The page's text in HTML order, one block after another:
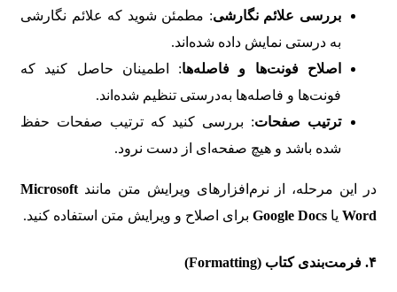
بررسی علائم نگارشی: مطمئن شوید که علائم نگارشی
به درستی نمایش داده شده‌اند.
اصلاح فونت‌ها و فاصله‌ها: اطمینان حاصل کنید که
فونت‌ها و فاصله‌ها به‌درستی تنظیم شده‌اند.
ترتیب صفحات: بررسی کنید که ترتیب صفحات حفظ
شده باشد و هیچ صفحه‌ای از دست نرود.
در این مرحله، از نرم‌افزارهای ویرایش متن مانندMicrosoft
Word یا Google Docs برای اصلاح و ویرایش متن استفاده کنید.
۴. فرمت‌بندی کتاب (Formatting)